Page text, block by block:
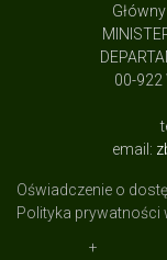
00-
email:
Oświadczenie o
Polityka prywatności
+